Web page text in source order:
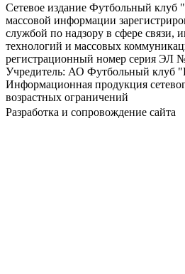
Сетевое издание Футбольный клуб
массовой информации
службой по надзору в сфере связи,
технологий и массовых
регистрационный номер серия ЭЛ
Учредитель: АО Футбольный клуб
Информационная продукция
возрастных ограничений
Разработка и сопровождение сайта